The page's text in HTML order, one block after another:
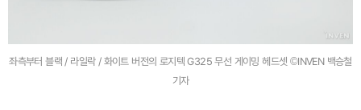
좌측부터 블랙 / 라일락 / 화이트 버전의 로지텍 G325 무선 게이밍 헤드셋 ©INVEN 백승철
기자